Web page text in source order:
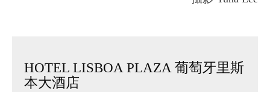
HOTEL LISBOA PLAZA 葡萄牙里斯
本大酒店